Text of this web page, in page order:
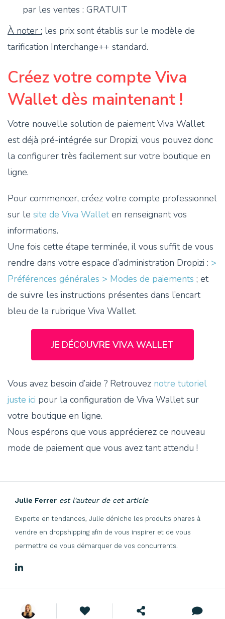
par les ventes : GRATUIT
À noter : les prix sont établis sur le modèle de
tarification Interchange++ standard.
Créez votre compte Viva
Wallet dès maintenant !
Votre nouvelle solution de paiement Viva Wallet
est déjà pré-intégrée sur Dropizi, vous pouvez donc
la configurer très facilement sur votre boutique en
ligne.
Pour commencer, créez votre compte professionnel
sur le site de Viva Wallet en renseignant vos
informations.
Une fois cette étape terminée, il vous suffit de vous
rendre dans votre espace d’administration Dropizi : >
Préférences générales > Modes de paiements ; et
de suivre les instructions présentes dans l’encart
bleu de la rubrique Viva Wallet.
JE DÉCOUVRE VIVA WALLET
Vous avez besoin d’aide ? Retrouvez notre tutoriel
juste ici pour la configuration de Viva Wallet sur
votre boutique en ligne.
Nous espérons que vous apprécierez ce nouveau
mode de paiement que vous avez tant attendu !
Julie Ferrer est l'auteur de cet article
Experte en tendances, Julie déniche les produits phares à
vendre en dropshipping afin de vous inspirer et de vous
permettre de vous démarquer de vos concurrents.